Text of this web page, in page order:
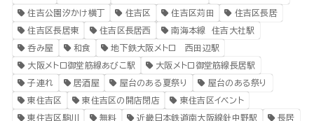
住吉公園汐かけ横丁 住吉区 住吉区苅田 住吉区長居
住吉区長居東 住吉区長居西 南海本線 住吉大社駅
呑み屋 和食 地下鉄大阪メトロ 西田辺駅
大阪メトロ御堂筋線あびこ駅 大阪メトロ御堂筋線長居駅
子連れ 居酒屋 屋台のある夏祭り 屋台のある祭り
東住吉区 東住吉区の開店閉店 東住吉区イベント
東住吉区駒川 無料 近畿日本鉄道南大阪線針中野駅 長居